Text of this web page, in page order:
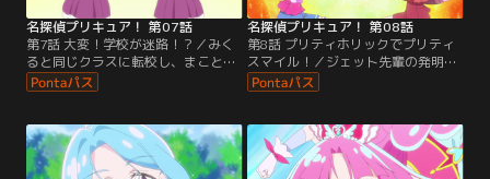
名探偵プリキュア！ 第07話
第7話 大変！学校が迷路！？／みく
ると同じクラスに転校し、まことみ
らい学園に通えることになったあん
な。広い校舎におどろいていたが、
迷路」にみくると迷い込んでしま
う。
名探偵プリキュア！ 第08話
第8話 プリティホリックでプリティ
スマイル！／ジェット先輩の発明品
であるプリキットをグッズにして、
お店を開くことにしたあんなたち。
なおまじないとゴーグルについて聞
かれたジェット先輩は、過去のこと
を振り返る。